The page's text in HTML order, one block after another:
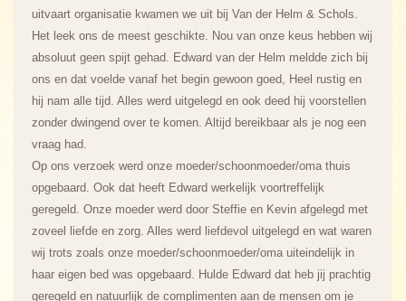
uitvaart organisatie kwamen we uit bij Van der Helm & Schols.
Het leek ons de meest geschikte. Nou van onze keus hebben wij
absoluut geen spijt gehad. Edward van der Helm meldde zich bij
ons en dat voelde vanaf het begin gewoon goed, Heel rustig en
hij nam alle tijd. Alles werd uitgelegd en ook deed hij voorstellen
zonder dwingend over te komen. Altijd bereikbaar als je nog een
vraag had.
Op ons verzoek werd onze moeder/schoonmoeder/oma thuis
opgebaard. Ook dat heeft Edward werkelijk voortreffelijk
geregeld. Onze moeder werd door Steffie en Kevin afgelegd met
zoveel liefde en zorg. Alles werd liefdevol uitgelegd en wat waren
wij trots zoals onze moeder/schoonmoeder/oma uiteindelijk in
haar eigen bed was opgebaard. Hulde Edward dat heb jij prachtig
geregeld en natuurlijk de complimenten aan de mensen om je